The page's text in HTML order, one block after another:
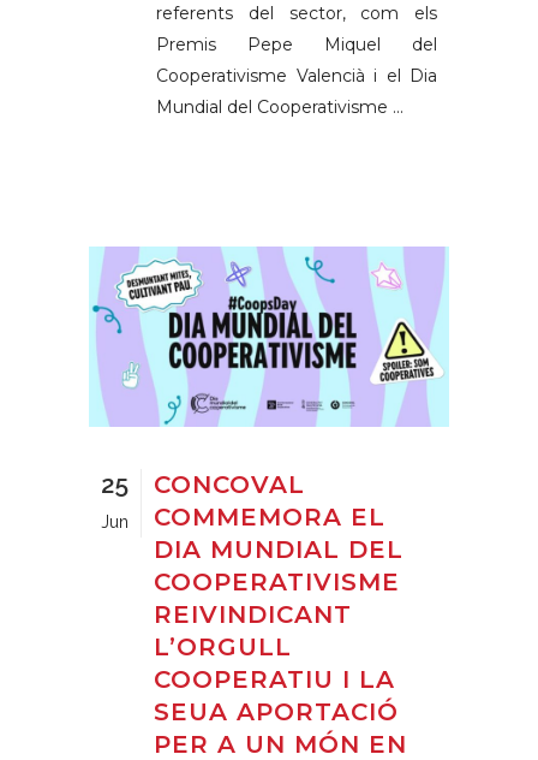
referents del sector, com els
Premis Pepe Miquel del
Cooperativisme Valencià i el Dia
Mundial del Cooperativisme ...
25
Jun
CONCOVAL
COMMEMORA EL
DIA MUNDIAL DEL
COOPERATIVISME
REIVINDICANT
L’ORGULL
COOPERATIU I LA
SEUA APORTACIÓ
PER A UN MÓN EN